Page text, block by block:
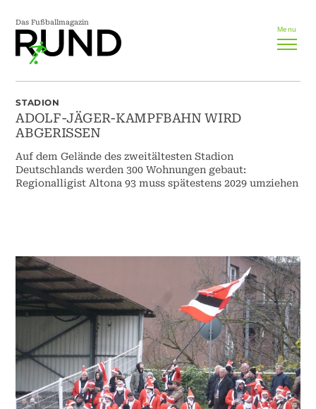
Das Fußballmagazin
Menu
STADION
ADOLF-JÄGER-KAMPFBAHN WIRD
ABGERISSEN
Auf dem Gelände des zweitältesten Stadion
Deutschlands werden 300 Wohnungen gebaut:
Regionalligist Altona 93 muss spätestens 2029 umziehen